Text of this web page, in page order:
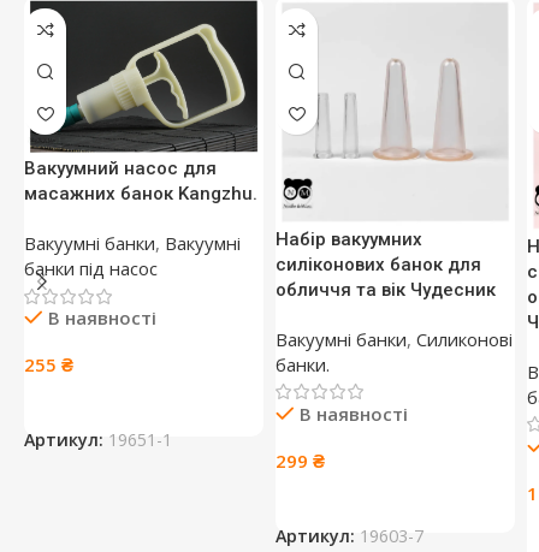
Вакуумний насос для
масажних банок Kangzhu.
Вакуумні банки, Вакуумні
банки під насос
В наявності
255 ₴
Артикул: 19651-1
Набір вакуумних
силіконових банок для
обличчя та вік Чудесник
Вакуумні банки, Силиконові
банки.
В наявності
299 ₴
Артикул: 19603-7